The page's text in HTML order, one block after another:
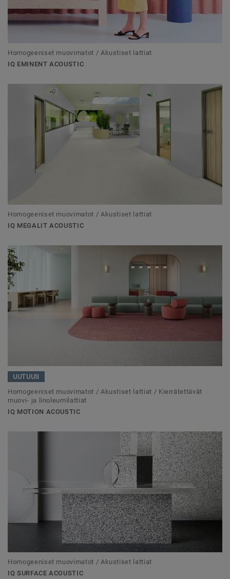
Homogeeniset muovimatot / Akustiset lattiat
IQ EMINENT ACOUSTIC
Homogeeniset muovimatot / Akustiset lattiat
IQ MEGALIT ACOUSTIC
UUTUUS
Homogeeniset muovimatot / Akustiset lattiat / Kierrätettävät
muovi- ja linoleumilattiat
IQ MOTION ACOUSTIC
Homogeeniset muovimatot / Akustiset lattiat
IQ SURFACE ACOUSTIC